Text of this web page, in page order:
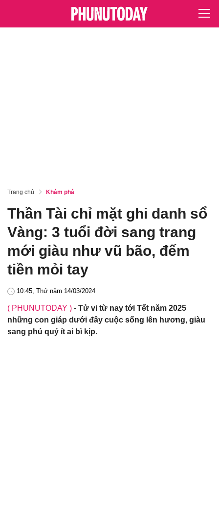
Trang chủ Khám phá
Thần Tài chỉ mặt ghi danh sổ
Vàng: 3 tuổi đời sang trang
mới giàu như vũ bão, đếm
tiền mỏi tay
10:45, Thứ năm 14/03/2024
( PHUNUTODAY ) - Tử vi từ nay tới Tết năm 2025
những con giáp dưới đây cuộc sống lên hương, giàu
sang phú quý ít ai bì kịp.